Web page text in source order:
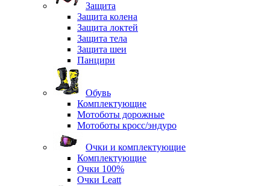
Защита
Защита колена
Защита локтей
Защита тела
Защита шеи
Панцири
Обувь
Комплектующие
Мотоботы дорожные
Мотоботы кросс/эндуро
Очки и комплектующие
Комплектующие
Очки 100%
Очки Leatt